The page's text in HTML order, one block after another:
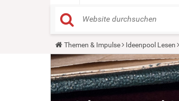
Y
o
u
a
r
e
h
Themen & Impulse Ideenpool Lesen